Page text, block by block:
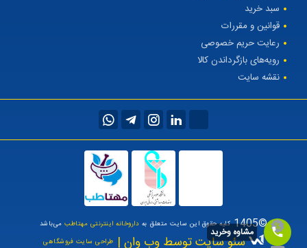
سبد خرید
قوانین و مقررات
رعایت حریم خصوصی
رویه‌های بازگرداندن کالا
نقشه سایت
©1405 کلیه حقوق این سایت متعلق به داروخانه اینترنتی مهتاطبمی‌باشد
سئو سایت توسط وب وان | طراحی سایت فروشگاهی
مشاوه وخرید